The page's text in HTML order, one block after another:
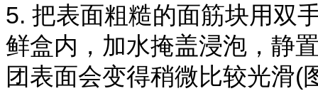
5. 把表面粗糙的面筋块用双
鲜盒内，加水掩盖浸泡，静
团表面会变得稍微比较光滑(